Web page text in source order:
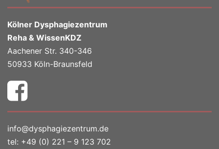
Kölner Dysphagiezentrum
Reha & WissenKDZ
Aachener Str. 340-346
50933 Köln-Braunsfeld
info@dysphagiezentrum.de
tel: +49 (0) 221 – 9 123 702